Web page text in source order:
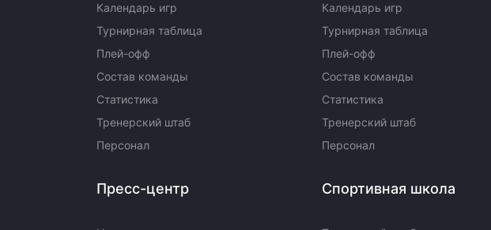
Календарь игр
Турнирная таблица
Плей-офф
Состав команды
Статистика
Тренерский штаб
Персонал
Календарь игр
Турнирная таблица
Плей-офф
Состав команды
Статистика
Тренерский штаб
Персонал
Пресс-центр Спортивная школа